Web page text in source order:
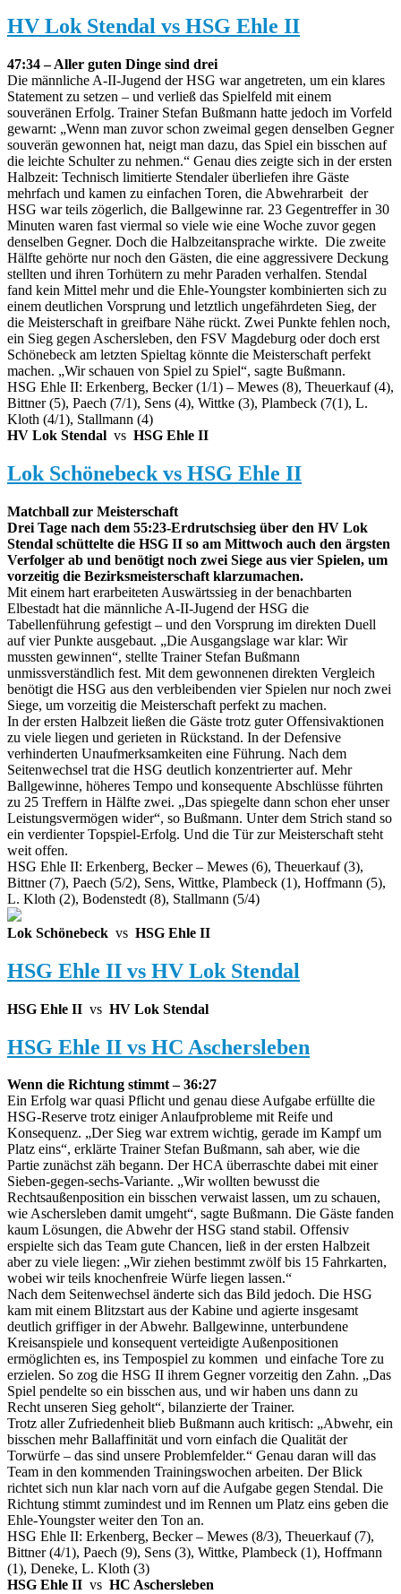
HV Lok Stendal vs HSG Ehle II
47:34 – Aller guten Dinge sind drei
Die männliche A-II-Jugend der HSG war angetreten, um ein klares
Statement zu setzen – und verließ das Spielfeld mit einem
souveränen Erfolg. Trainer Stefan Bußmann hatte jedoch im Vorfeld
gewarnt: „Wenn man zuvor schon zweimal gegen denselben Gegner
souverän gewonnen hat, neigt man dazu, das Spiel ein bisschen auf
die leichte Schulter zu nehmen.“ Genau dies zeigte sich in der ersten
Halbzeit: Technisch limitierte Stendaler überliefen ihre Gäste
mehrfach und kamen zu einfachen Toren, die Abwehrarbeit der
HSG war teils zögerlich, die Ballgewinne rar. 23 Gegentreffer in 30
Minuten waren fast viermal so viele wie eine Woche zuvor gegen
denselben Gegner. Doch die Halbzeitansprache wirkte. Die zweite
Hälfte gehörte nur noch den Gästen, die eine aggressivere Deckung
stellten und ihren Torhütern zu mehr Paraden verhalfen. Stendal
fand kein Mittel mehr und die Ehle-Youngster kombinierten sich zu
einem deutlichen Vorsprung und letztlich ungefährdeten Sieg, der
die Meisterschaft in greifbare Nähe rückt. Zwei Punkte fehlen noch,
ein Sieg gegen Aschersleben, den FSV Magdeburg oder doch erst
Schönebeck am letzten Spieltag könnte die Meisterschaft perfekt
machen. „Wir schauen von Spiel zu Spiel“, sagte Bußmann.
HSG Ehle II: Erkenberg, Becker (1/1) – Mewes (8), Theuerkauf (4),
Bittner (5), Paech (7/1), Sens (4), Wittke (3), Plambeck (7(1), L.
Kloth (4/1), Stallmann (4)
HV Lok Stendal vs HSG Ehle II
Lok Schönebeck vs HSG Ehle II
Matchball zur Meisterschaft
Drei Tage nach dem 55:23-Erdrutschsieg über den HV Lok
Stendal schüttelte die HSG II so am Mittwoch auch den ärgsten
Verfolger ab und benötigt noch zwei Siege aus vier Spielen, um
vorzeitig die Bezirksmeisterschaft klarzumachen.
Mit einem hart erarbeiteten Auswärtssieg in der benachbarten
Elbestadt hat die männliche A-II-Jugend der HSG die
Tabellenführung gefestigt – und den Vorsprung im direkten Duell
auf vier Punkte ausgebaut. „Die Ausgangslage war klar: Wir
mussten gewinnen“, stellte Trainer Stefan Bußmann
unmissverständlich fest. Mit dem gewonnenen direkten Vergleich
benötigt die HSG aus den verbleibenden vier Spielen nur noch zwei
Siege, um vorzeitig die Meisterschaft perfekt zu machen.
In der ersten Halbzeit ließen die Gäste trotz guter Offensivaktionen
zu viele liegen und gerieten in Rückstand. In der Defensive
verhinderten Unaufmerksamkeiten eine Führung. Nach dem
Seitenwechsel trat die HSG deutlich konzentrierter auf. Mehr
Ballgewinne, höheres Tempo und konsequente Abschlüsse führten
zu 25 Treffern in Hälfte zwei. „Das spiegelte dann schon eher unser
Leistungsvermögen wider“, so Bußmann. Unter dem Strich stand so
ein verdienter Topspiel-Erfolg. Und die Tür zur Meisterschaft steht
weit offen.
HSG Ehle II: Erkenberg, Becker – Mewes (6), Theuerkauf (3),
Bittner (7), Paech (5/2), Sens, Wittke, Plambeck (1), Hoffmann (5),
L. Kloth (2), Bodenstedt (8), Stallmann (5/4)
Lok Schönebeck vs HSG Ehle II
HSG Ehle II vs HV Lok Stendal
HSG Ehle II vs HV Lok Stendal
HSG Ehle II vs HC Aschersleben
Wenn die Richtung stimmt – 36:27
Ein Erfolg war quasi Pflicht und genau diese Aufgabe erfüllte die
HSG-Reserve trotz einiger Anlaufprobleme mit Reife und
Konsequenz. „Der Sieg war extrem wichtig, gerade im Kampf um
Platz eins“, erklärte Trainer Stefan Bußmann, sah aber, wie die
Partie zunächst zäh begann. Der HCA überraschte dabei mit einer
Sieben-gegen-sechs-Variante. „Wir wollten bewusst die
Rechtsaußenposition ein bisschen verwaist lassen, um zu schauen,
wie Aschersleben damit umgeht“, sagte Bußmann. Die Gäste fanden
kaum Lösungen, die Abwehr der HSG stand stabil. Offensiv
erspielte sich das Team gute Chancen, ließ in der ersten Halbzeit
aber zu viele liegen: „Wir ziehen bestimmt zwölf bis 15 Fahrkarten,
wobei wir teils knochenfreie Würfe liegen lassen.“
Nach dem Seitenwechsel änderte sich das Bild jedoch. Die HSG
kam mit einem Blitzstart aus der Kabine und agierte insgesamt
deutlich griffiger in der Abwehr. Ballgewinne, unterbundene
Kreisanspiele und konsequent verteidigte Außenpositionen
ermöglichten es, ins Tempospiel zu kommen und einfache Tore zu
erzielen. So zog die HSG II ihrem Gegner vorzeitig den Zahn. „Das
Spiel pendelte so ein bisschen aus, und wir haben uns dann zu
Recht unseren Sieg geholt“, bilanzierte der Trainer.
Trotz aller Zufriedenheit blieb Bußmann auch kritisch: „Abwehr, ein
bisschen mehr Ballaffinität und vorn einfach die Qualität der
Torwürfe – das sind unsere Problemfelder.“ Genau daran will das
Team in den kommenden Trainingswochen arbeiten. Der Blick
richtet sich nun klar nach vorn auf die Aufgabe gegen Stendal. Die
Richtung stimmt zumindest und im Rennen um Platz eins geben die
Ehle-Youngster weiter den Ton an.
HSG Ehle II: Erkenberg, Becker – Mewes (8/3), Theuerkauf (7),
Bittner (4/1), Paech (9), Sens (3), Wittke, Plambeck (1), Hoffmann
(1), Deneke, L. Kloth (3)
HSG Ehle II vs HC Aschersleben